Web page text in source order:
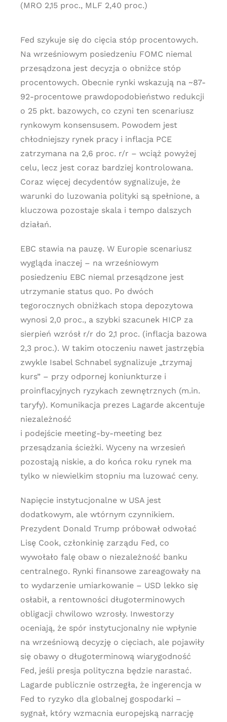
(MRO 2,15 proc., MLF 2,40 proc.)
Fed szykuje się do cięcia stóp procentowych.
Na wrześniowym posiedzeniu FOMC niemal
przesądzona jest decyzja o obniżce stóp
procentowych. Obecnie rynki wskazują na ~87-
92-procentowe prawdopodobieństwo redukcji
o 25 pkt. bazowych, co czyni ten scenariusz
rynkowym konsensusem. Powodem jest
chłodniejszy rynek pracy i inflacja PCE
zatrzymana na 2,6 proc. r/r – wciąż powyżej
celu, lecz jest coraz bardziej kontrolowana.
Coraz więcej decydentów sygnalizuje, że
warunki do luzowania polityki są spełnione, a
kluczowa pozostaje skala i tempo dalszych
działań.
EBC stawia na pauzę. W Europie scenariusz
wygląda inaczej – na wrześniowym
posiedzeniu EBC niemal przesądzone jest
utrzymanie status quo. Po dwóch
tegorocznych obniżkach stopa depozytowa
wynosi 2,0 proc., a szybki szacunek HICP za
sierpień wzrósł r/r do 2,1 proc. (inflacja bazowa
2,3 proc.). W takim otoczeniu nawet jastrzębia
zwykle Isabel Schnabel sygnalizuje „trzymaj
kurs” – przy odpornej koniunkturze i
proinflacyjnych ryzykach zewnętrznych (m.in.
taryfy). Komunikacja prezes Lagarde akcentuje
niezależność
i podejście meeting-by-meeting bez
przesądzania ścieżki. Wyceny na wrzesień
pozostają niskie, a do końca roku rynek ma
tylko w niewielkim stopniu ma luzować ceny.
Napięcie instytucjonalne w USA jest
dodatkowym, ale wtórnym czynnikiem.
Prezydent Donald Trump próbował odwołać
Lisę Cook, członkinię zarządu Fed, co
wywołało falę obaw o niezależność banku
centralnego. Rynki finansowe zareagowały na
to wydarzenie umiarkowanie – USD lekko się
osłabił, a rentowności długoterminowych
obligacji chwilowo wzrosły. Inwestorzy
oceniają, że spór instytucjonalny nie wpłynie
na wrześniową decyzję o cięciach, ale pojawiły
się obawy o długoterminową wiarygodność
Fed, jeśli presja polityczna będzie narastać.
Lagarde publicznie ostrzegła, że ingerencja w
Fed to ryzyko dla globalnej gospodarki –
sygnał, który wzmacnia europejską narrację